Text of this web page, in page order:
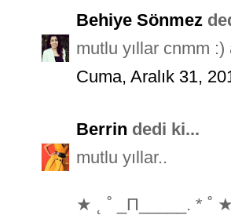
Behiye Sönmez
mutlu yıllar cnmm
Cuma, Aralık 31,
Berrin dedi ki...
mutlu yıllar..
★ ˛ ˚ _Π_____. *